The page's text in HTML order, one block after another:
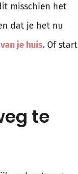
misschien het
dat je het nu
je huis. Of start
te